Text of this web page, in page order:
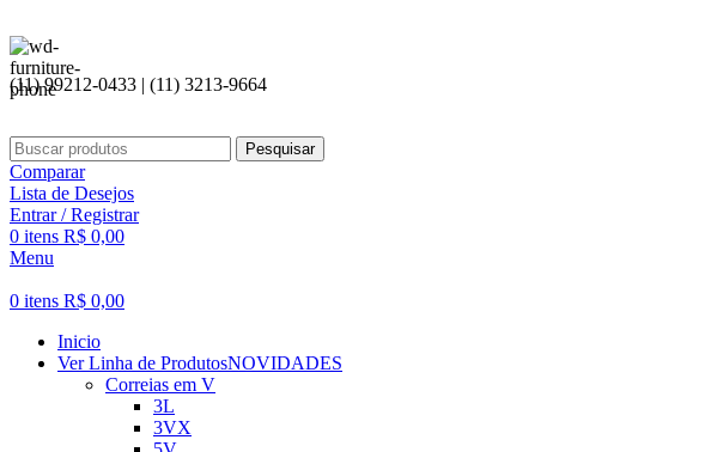
(11) 99212-0433 | (11) 3213-9664
Pesquisar
Comparar
Lista de Desejos
Entrar / Registrar
0 itens R$ 0,00
Menu
0 itens R$ 0,00
Inicio
Ver Linha de ProdutosNOVIDADES
Correias em V
3L
3VX